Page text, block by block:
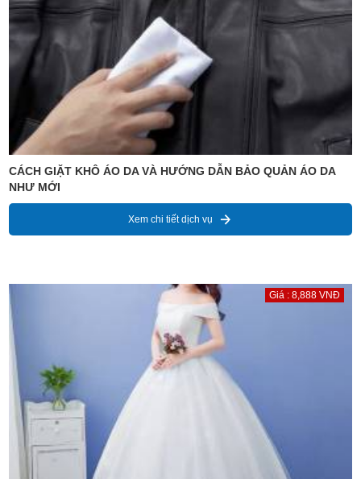
CÁCH GIẶT KHÔ ÁO DA VÀ HƯỚNG DẪN BẢO QUẢN ÁO DA
NHƯ MỚI
Xem chi tiết dịch vụ
Giá : 8,888 VNĐ